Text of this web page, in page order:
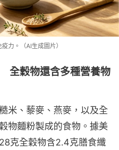
力。（AI生成圖片）
全穀物還含多種營養物
米、藜麥、燕麥，以及全
物麵粉製成的食物。據美
克全穀物含2.4克膳食纖